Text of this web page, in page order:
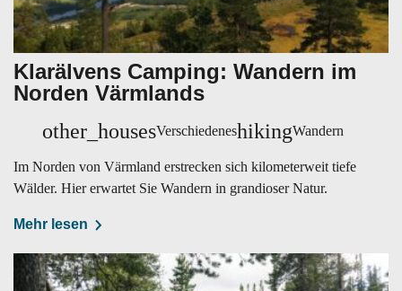
Klarälvens Camping: Wandern im
Norden Värmlands
other_housesVerschiedeneshikingWandern
Im Norden von Värmland erstrecken sich kilometerweit tiefe
Wälder. Hier erwartet Sie Wandern in grandioser Natur.
Mehr lesen